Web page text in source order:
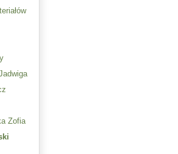
Zofia